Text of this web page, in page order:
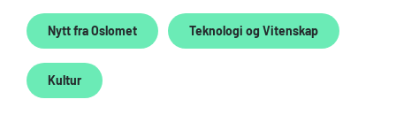
Nytt fra Oslomet Teknologi og Vitenskap
Kultur